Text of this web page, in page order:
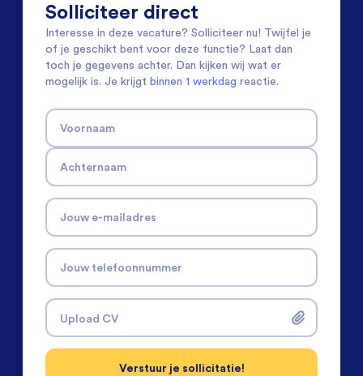
Solliciteer direct
Interesse in deze vacature? Solliciteer nu! Twijfel je
of je geschikt bent voor deze functie? Laat dan
toch je gegevens achter. Dan kijken wij wat er
mogelijk is. Je krijgt binnen 1 werkdag reactie.
Voornaam
Achternaam
Jouw e-mailadres
Jouw telefoonnummer
Upload CV
Verstuur je sollicitatie!